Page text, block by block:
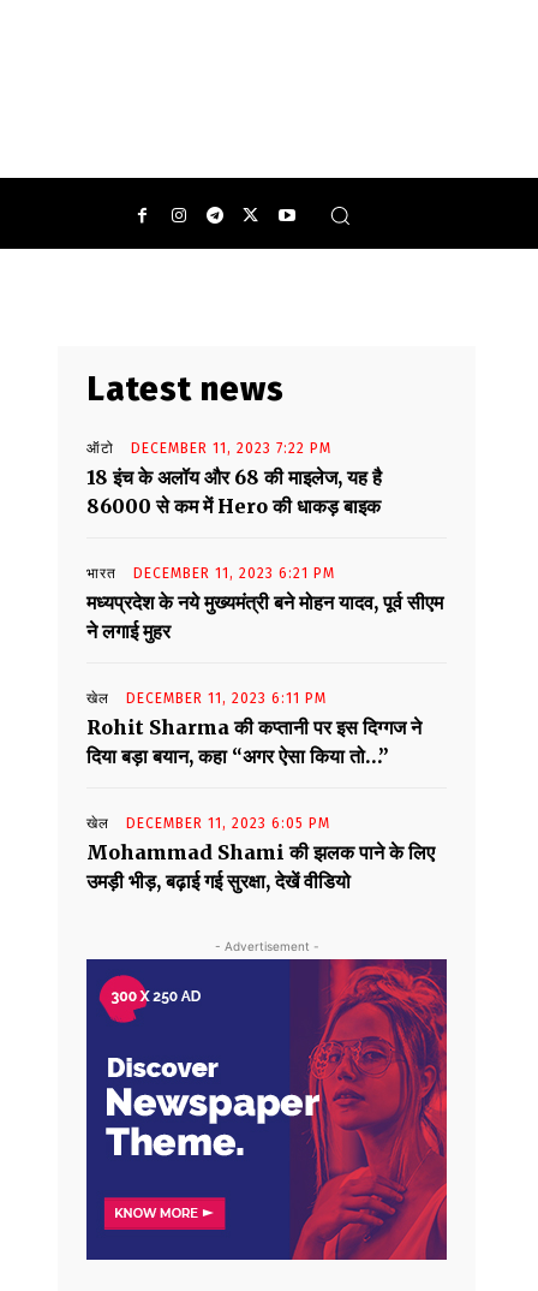
Latest news
ऑटो DECEMBER 11, 2023 7:22 PM
18 इंच के अलॉय और 68 की माइलेज, यह है
86000 से कम में Hero की धाकड़ बाइक
भारत DECEMBER 11, 2023 6:21 PM
मध्यप्रदेश के नये मुख्यमंत्री बने मोहन यादव, पूर्व सीएम
ने लगाई मुहर
खेल DECEMBER 11, 2023 6:11 PM
Rohit Sharma की कप्तानी पर इस दिग्गज ने
दिया बड़ा बयान, कहा “अगर ऐसा किया तो…”
खेल DECEMBER 11, 2023 6:05 PM
Mohammad Shami की झलक पाने के लिए
उमड़ी भीड़, बढ़ाई गई सुरक्षा, देखें वीडियो
- Advertisement -